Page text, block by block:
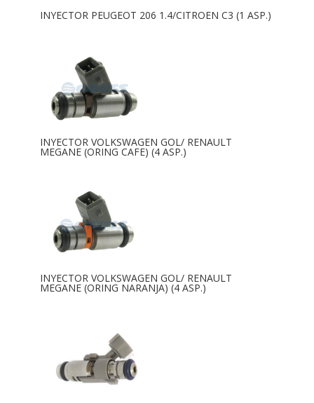
INYECTOR PEUGEOT 206 1.4/CITROEN C3 (1 ASP.)
INYECTOR VOLKSWAGEN GOL/ RENAULT
MEGANE (ORING CAFE) (4 ASP.)
INYECTOR VOLKSWAGEN GOL/ RENAULT
MEGANE (ORING NARANJA) (4 ASP.)